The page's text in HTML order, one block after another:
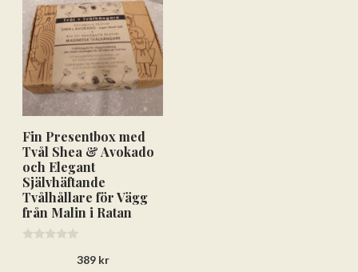
Fin Presentbox med
Tvål Shea & Avokado
och Elegant
Självhäftande
Tvålhållare för Vägg
från Malin i Ratan
389 kr